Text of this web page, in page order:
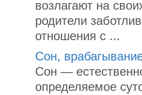
возлагают на
родители
отношения с ...
Сон,
Сон —
определяемое